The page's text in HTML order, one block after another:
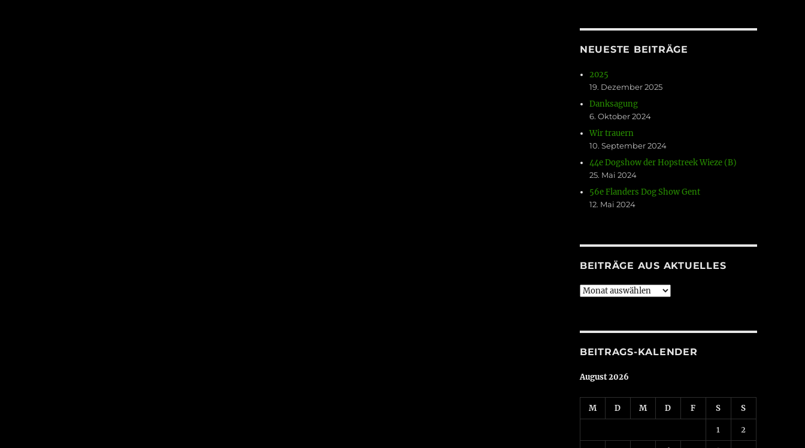
NEUESTE BEITRÄGE
2025
19. Dezember 2025
Danksagung
6. Oktober 2024
Wir trauern
10. September 2024
44e Dogshow der Hopstreek Wieze (B)
25. Mai 2024
56e Flanders Dog Show Gent
12. Mai 2024
BEITRÄGE AUS AKTUELLES
Beiträge
BEITRAGS-KALENDER
August 2026
M D M D F S S
1 2